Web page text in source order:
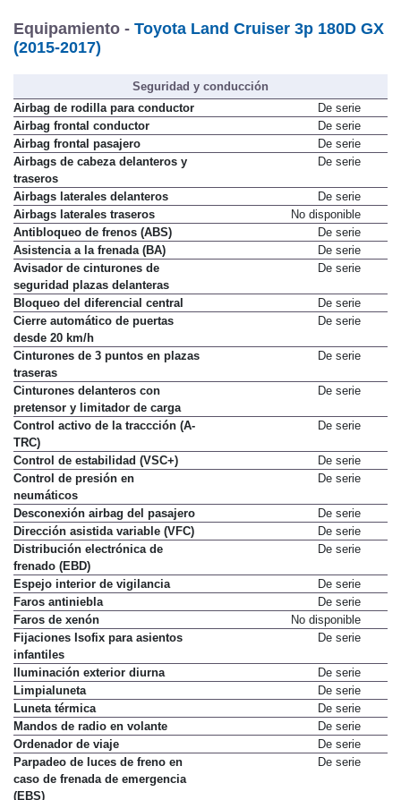
Equipamiento - Toyota Land Cruiser 3p 180D GX
(2015-2017)
Seguridad y conducción
Airbag de rodilla para conductor
De serie
Airbag frontal conductor
De serie
Airbag frontal pasajero
De serie
Airbags de cabeza delanteros y
traseros
De serie
Airbags laterales delanteros
De serie
Airbags laterales traseros
No disponible
Antibloqueo de frenos (ABS)
De serie
Asistencia a la frenada (BA)
De serie
Avisador de cinturones de
seguridad plazas delanteras
De serie
Bloqueo del diferencial central
De serie
Cierre automático de puertas
desde 20 km/h
De serie
Cinturones de 3 puntos en plazas
traseras
De serie
Cinturones delanteros con
pretensor y limitador de carga
De serie
Control activo de la traccción (A-
TRC)
De serie
Control de estabilidad (VSC+)
De serie
Control de presión en
neumáticos
De serie
Desconexión airbag del pasajero
De serie
Dirección asistida variable (VFC)
De serie
Distribución electrónica de
frenado (EBD)
De serie
Espejo interior de vigilancia
De serie
Faros antiniebla
De serie
Faros de xenón
No disponible
Fijaciones Isofix para asientos
infantiles
De serie
Iluminación exterior diurna
De serie
Limpialuneta
De serie
Luneta térmica
De serie
Mandos de radio en volante
De serie
Ordenador de viaje
De serie
Parpadeo de luces de freno en
caso de frenada de emergencia
(EBS)
De serie